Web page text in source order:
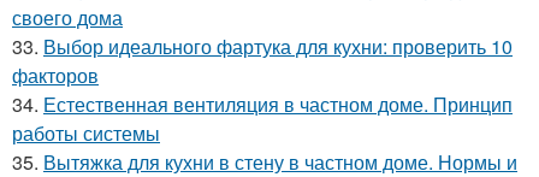
своего дома
33. Выбор идеального фартука для кухни: проверить 10
факторов
34. Естественная вентиляция в частном доме. Принцип
работы системы
35. Вытяжка для кухни в стену в частном доме. Нормы и